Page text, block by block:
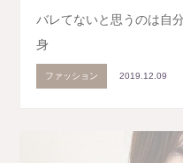
バレてないと思うのは自
身
ファッション 2019.12.09